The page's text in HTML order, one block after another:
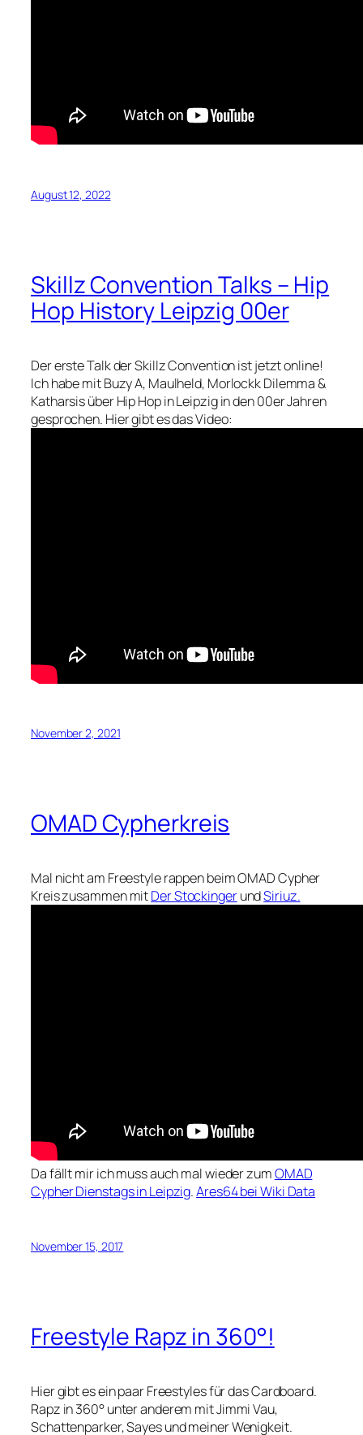
August 12, 2022
Skillz Convention Talks – Hip
Hop History Leipzig 00er
Der erste Talk der Skillz Convention ist jetzt online!
Ich habe mit Buzy A, Maulheld, Morlockk Dilemma &
Katharsis über Hip Hop in Leipzig in den 00er Jahren
gesprochen. Hier gibt es das Video:
November 2, 2021
OMAD Cypherkreis
Mal nicht am Freestyle rappen beim OMAD Cypher
Kreis zusammen mitDer StockingerundSiriuz.
Da fällt mir ich muss auch mal wieder zumOMAD
Cypher Dienstags in Leipzig.Ares64 bei Wiki Data
November 15, 2017
Freestyle Rapz in 360°!
Hier gibt es ein paar Freestyles für das Cardboard.
Rapz in 360° unter anderem mit Jimmi Vau,
Schattenparker, Sayes und meiner Wenigkeit.